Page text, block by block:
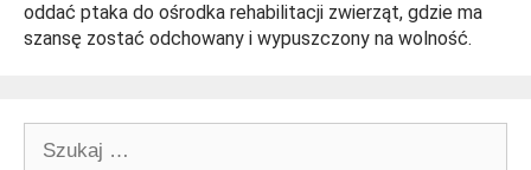
oddać ptaka do ośrodka rehabilitacji zwierząt, gdzie ma
szansę zostać odchowany i wypuszczony na wolność.